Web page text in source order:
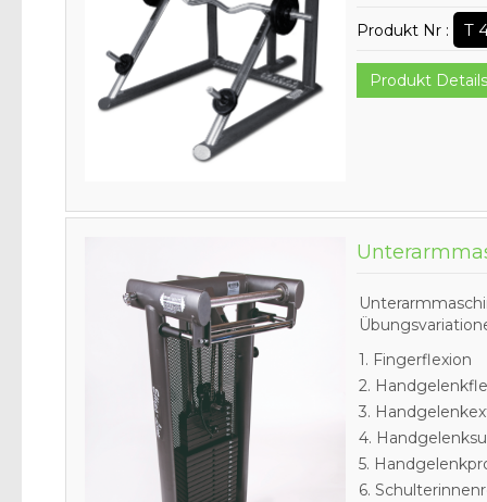
Produkt Nr : T
Produkt
1. Fingerflexion
2.
3.
4.
5.
6.